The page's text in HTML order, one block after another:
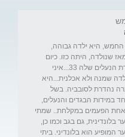
החמש, היא ילדה גבוהה,
שנולדה, היתה כזו. כיום
היא 118 סמ ושוקלת 24 קילו. מידת הנעלים שלה 33...איני
שמנה ולא אכלנית...היא
נהדרת לסובביה. בשל
במידות הבגדים והנעלים,
הפעמים במקלחת.. שמתי
גם בגב וכמו כן,
המופיע הוא בלונדיני. ביתי